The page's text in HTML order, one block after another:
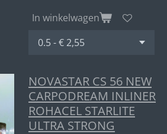
In winkelwagen
NOVASTAR CS 56 NEW
CARPODREAM INLINER
ROHACEL STARLITE
ULTRA STRONG